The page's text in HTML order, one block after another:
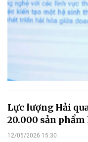
Lực lượng Hải
20.000 sản
12/05/2026 15:30